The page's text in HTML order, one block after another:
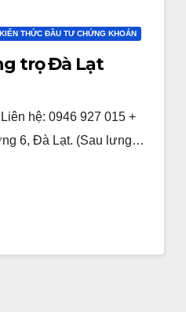
KIẾN THỨC ĐẦU TƯ CHỨNG KHOÁN
trọ Đà Lạt
hệ: 0946 927 015 +
6, Đà Lạt. (Sau lưng…